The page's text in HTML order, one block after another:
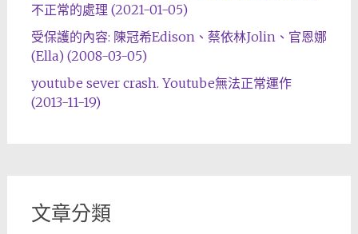
不正常的處理 (2021-01-05)
受保護的內容: 陳冠希Edison、蔡依林Jolin、官恩娜
(Ella) (2008-03-05)
youtube sever crash. Youtube無法正常運作
(2013-11-19)
文章分類